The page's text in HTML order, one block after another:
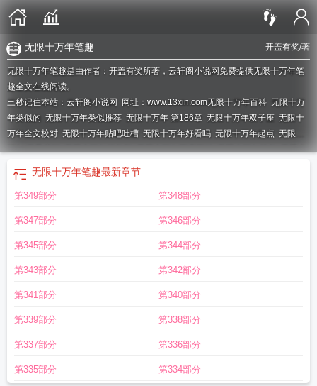
开盖有奖/著
无限十万年笔趣
无限十万年笔趣是由作者：开盖有奖所著，云轩阁小说网免费提供无限十万年笔
趣全文在线阅读。
三秒记住本站：云轩阁小说网 网址：www.13xin.com无限十万年百科 无限十万
年类似的 无限十万年类似推荐 无限十万年 第186章 无限十万年双子座 无限十
万年全文校对 无限十万年贴吧吐槽 无限十万年好看吗 无限十万年起点 无限十
万年 无量摩诃无限十万年笔趣阁无限十万年百度百科无限十万年笔趣无限十
无限十万年等级划分
无限十万年笔趣最新章节
第349部分 第348部分
第347部分 第346部分
第345部分 第344部分
第343部分 第342部分
第341部分 第340部分
第339部分 第338部分
第337部分 第336部分
第335部分 第334部分